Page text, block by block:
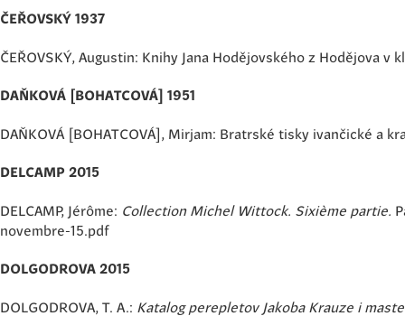
ČEŘOVSKÝ 1937
ČEŘOVSKÝ, Augustin: Knihy Jana Hodějovského z Hodějova v
DAŇKOVÁ [BOHATCOVÁ] 1951
DAŇKOVÁ [BOHATCOVÁ], Mirjam: Bratrské tisky ivančické a
DELCAMP 2015
DELCAMP, Jérôme: Collection Michel Wittock. Sixième partie.
novembre-15.pdf
DOLGODROVA 2015
DOLGODROVA, T. A.: Katalog perepletov Jakoba Krauze i